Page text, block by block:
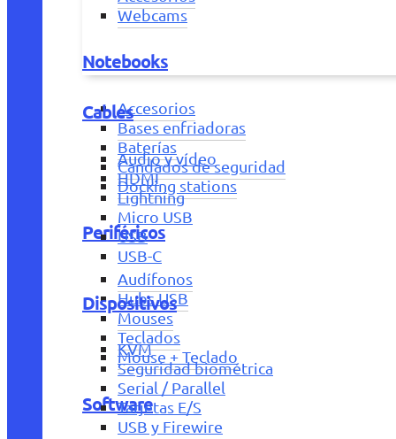
Webcams
Notebooks
Accesorios
Bases enfriadoras
Baterías
Candados de seguridad
Docking stations
Periféricos
Audífonos
Hubs USB
Mouses
Teclados
Mouse + Teclado
Software
Cables
Audio y vídeo
HDMI
Lightning
Micro USB
USB
USB-C
Dispositivos
KVM
Seguridad biométrica
Serial / Parallel
Tarjetas E/S
USB y Firewire